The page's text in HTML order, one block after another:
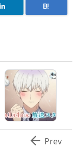
B!
 Prev